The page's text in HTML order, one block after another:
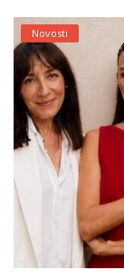
Novosti